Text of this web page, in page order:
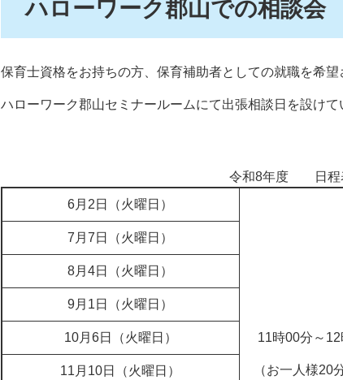
ハローワーク郡山での相談会
保育士資格をお持ちの方、保育補助者としての就職を希望
ハローワーク郡山セミナールームにて出張相談日を設けて
令和8年度 日程
6月2日（火曜日）
11時00分～
（お一人様20
7月7日（火曜日）
8月4日（火曜日）
9月1日（火曜日）
10月6日（火曜日）
11月10日（火曜日）